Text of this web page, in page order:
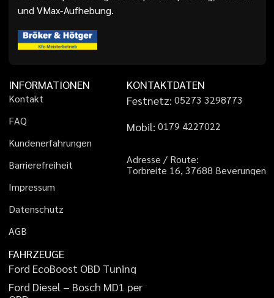
und VMax-Aufhebung.
INFORMATIONEN
Kontakt
FAQ
Kundenerfahrungen
Barrierefreiheit
Impressum
Datenschutz
AGB
KONTAKTDATEN
Festnetz: 05273 3298773
Mobil: 01 79 4227022
Adresse / Route:
Torbreite 16, 37688 Beverungen
FAHRZEUGE
Ford EcoBoost OBD Tuning
Ford Diesel – Bosch MD1 per